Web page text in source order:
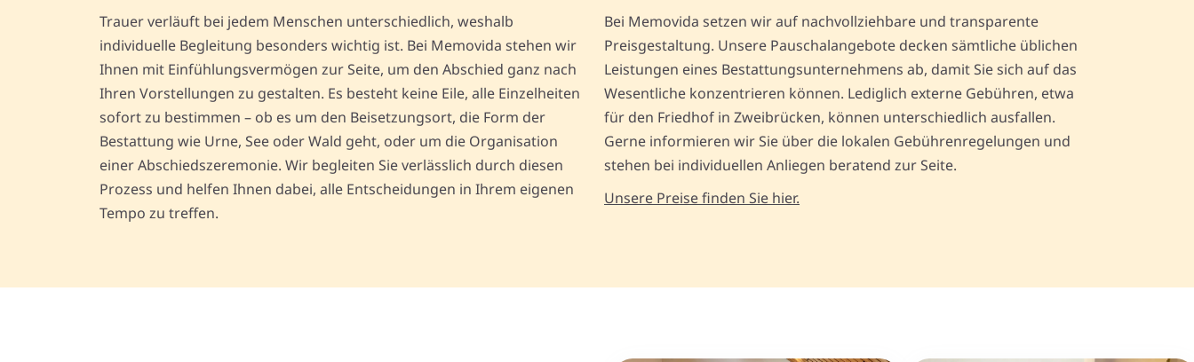
Trauer verläuft bei jedem Menschen unterschiedlich, weshalb
individuelle Begleitung besonders wichtig ist. Bei Memovida stehen wir
Ihnen mit Einfühlungsvermögen zur Seite, um den Abschied ganz nach
Ihren Vorstellungen zu gestalten. Es besteht keine Eile, alle Einzelheiten
sofort zu bestimmen – ob es um den Beisetzungsort, die Form der
Bestattung wie Urne, See oder Wald geht, oder um die Organisation
einer Abschiedszeremonie. Wir begleiten Sie verlässlich durch diesen
Prozess und helfen Ihnen dabei, alle Entscheidungen in Ihrem eigenen
Tempo zu treffen.
Bei Memovida setzen wir auf nachvollziehbare und transparente
Preisgestaltung. Unsere Pauschalangebote decken sämtliche üblichen
Leistungen eines Bestattungsunternehmens ab, damit Sie sich auf das
Wesentliche konzentrieren können. Lediglich externe Gebühren, etwa
für den Friedhof in Zweibrücken, können unterschiedlich ausfallen.
Gerne informieren wir Sie über die lokalen Gebührenregelungen und
stehen bei individuellen Anliegen beratend zur Seite.
Unsere Preise finden Sie hier.